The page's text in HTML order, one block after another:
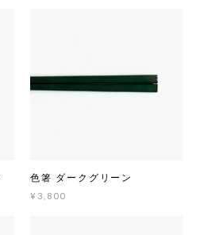
色箸 ダークグリーン
¥3,800